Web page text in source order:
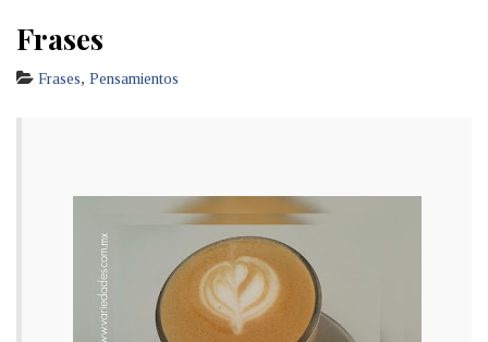
Frases
Frases, Pensamientos